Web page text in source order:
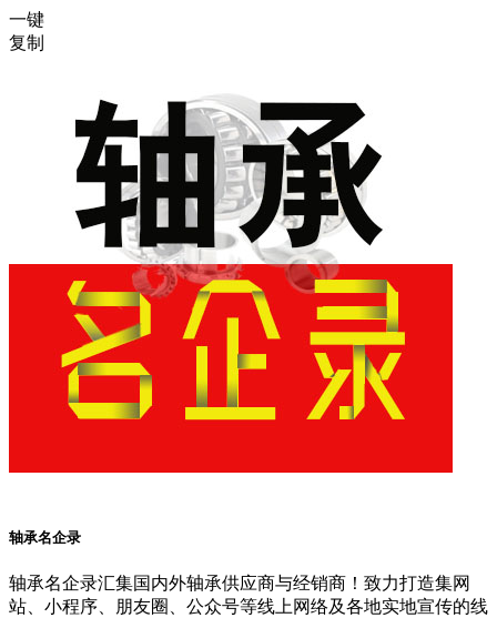
一键
复制
轴承名企录
轴承名企录汇集国内外轴承供应商与经销商！致力打造集网
站、小程序、朋友圈、公众号等线上网络及各地实地宣传的线